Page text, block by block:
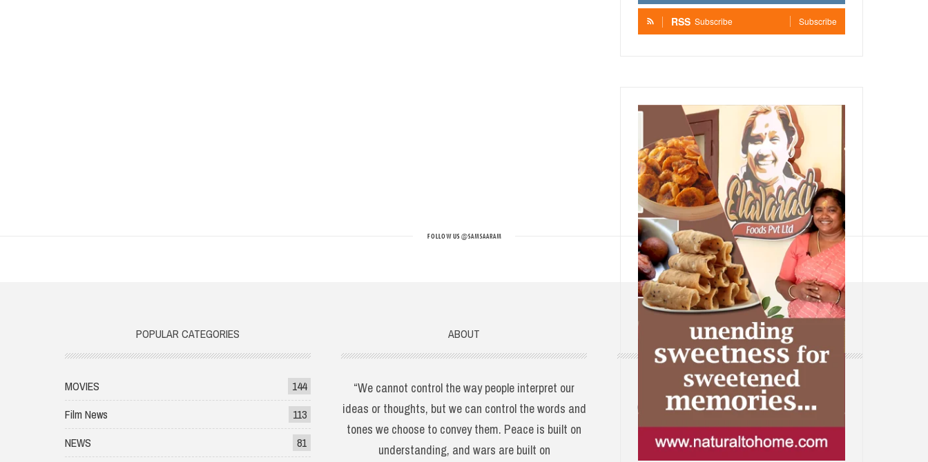
RSS Subscribe Subscribe
FOLLOW US@SAMSAARAM
POPULAR CATEGORIES
MOVIES
144
Film News
113
NEWS
81
ABOUT
“We cannot control the way people interpret our
ideas or thoughts, but we can control the words and
tones we choose to convey them. Peace is built on
understanding, and wars are built on
CONTACT
Web: www.samsaaram.com